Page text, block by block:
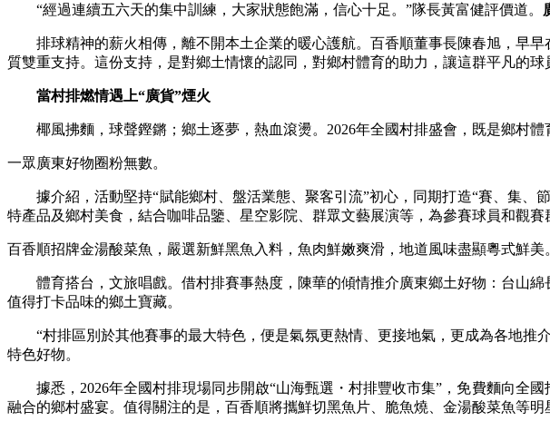
“經過連續五六天的集中訓練，大家狀態飽滿，信心十足。”隊長黃富健評價道。
排球精神的薪火相傳，離不開本土企業的暖心護航。百香順董事長陳春旭，早早
質雙重支持。這份支持，是對鄉土情懷的認同，對鄉村體育的助力，讓這群平凡的球
當村排燃情遇上“廣貨”煙火
椰風拂麵，球聲鏗鏘；鄉土逐夢，熱血滾燙。2026年全國村排盛會，既是鄉村體
一眾廣東好物圈粉無數。
據介紹，活動堅持“賦能鄉村、盤活業態、聚客引流”初心，同期打造“賽、集、
特產品及鄉村美食，結合咖啡品鑒、星空影院、群眾文藝展演等，為參賽球員和觀賽
百香順招牌金湯酸菜魚，嚴選新鮮黑魚入料，魚肉鮮嫩爽滑，地道風味盡顯粵式鮮美
體育搭台，文旅唱戲。借村排賽事熱度，陳華的傾情推介廣東鄉土好物：台山綿
值得打卡品味的鄉土寶藏。
“村排區別於其他賽事的最大特色，便是氣氛更熱情、更接地氣，更成為各地推
特色好物。
據悉，2026年全國村排現場同步開啟“山海甄選・村排豐收市集”，免費麵向全國
融合的鄉村盛宴。值得關注的是，百香順將攜鮮切黑魚片、脆魚燒、金湯酸菜魚等